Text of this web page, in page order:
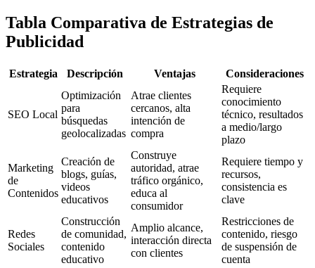
Tabla Comparativa de Estrategias de
Publicidad
Estrategia Descripción Ventajas Consideraciones
SEO Local
Optimización
para
búsquedas
geolocalizadas
Atrae clientes
cercanos, alta
intención de
compra
Requiere
conocimiento
técnico, resultados
a medio/largo
plazo
Marketing
de
Contenidos
Creación de
blogs, guías,
videos
educativos
Construye
autoridad, atrae
tráfico orgánico,
educa al
consumidor
Requiere tiempo y
recursos,
consistencia es
clave
Redes
Sociales
Construcción
de comunidad,
contenido
educativo
Amplio alcance,
interacción directa
con clientes
Restricciones de
contenido, riesgo
de suspensión de
cuenta